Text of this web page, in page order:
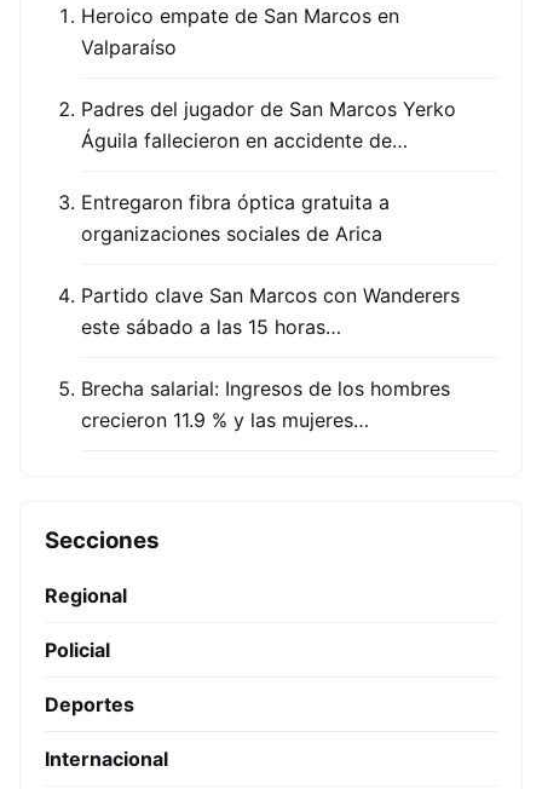
Heroico empate de San Marcos en
Valparaíso
Padres del jugador de San Marcos Yerko
Águila fallecieron en accidente de…
Entregaron fibra óptica gratuita a
organizaciones sociales de Arica
Partido clave San Marcos con Wanderers
este sábado a las 15 horas…
Brecha salarial: Ingresos de los hombres
crecieron 11.9 % y las mujeres…
Secciones
Regional
Policial
Deportes
Internacional